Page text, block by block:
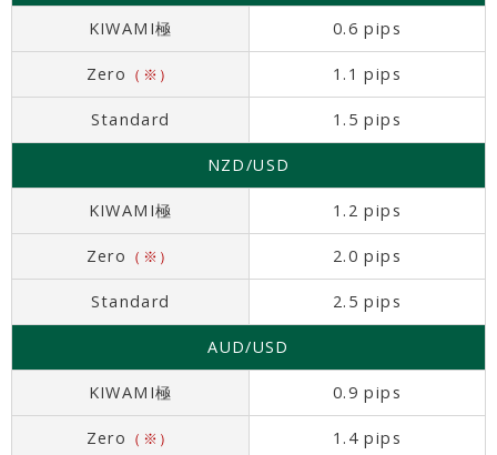
KIWAMI極 0.6 pips
Zero （※） 1.1 pips
Standard 1.5 pips
NZD/USD
KIWAMI極 1.2 pips
Zero （※） 2.0 pips
Standard 2.5 pips
AUD/USD
KIWAMI極 0.9 pips
Zero （※） 1.4 pips